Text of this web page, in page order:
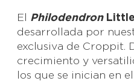
El PhilodendronLittle
desarrollada por
exclusiva de Croppit.
crecimiento y
los que se inician en